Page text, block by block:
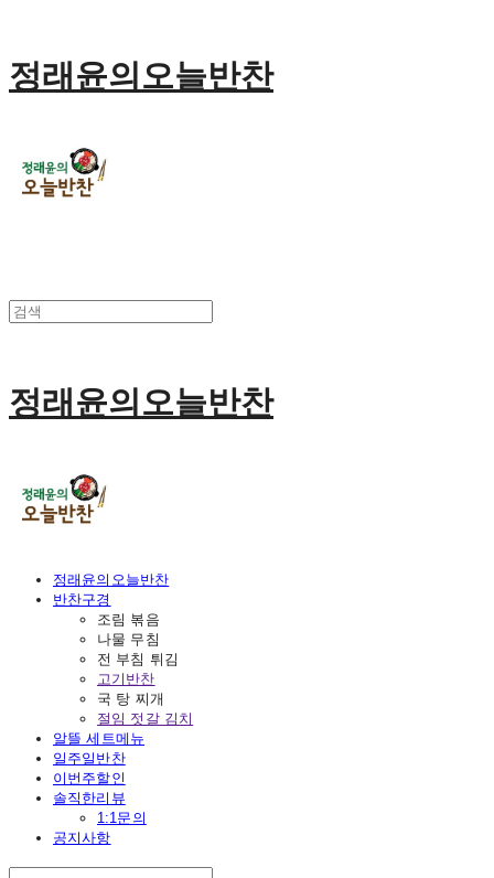
정래윤의오늘반찬
정래윤의오늘반찬
정래윤의오늘반찬
반찬구경
조림 볶음
나물 무침
전 부침 튀김
고기반찬
국 탕 찌개
절임 젓갈 김치
알뜰 세트메뉴
일주일반찬
이번주할인
솔직한리뷰
1:1문의
공지사항